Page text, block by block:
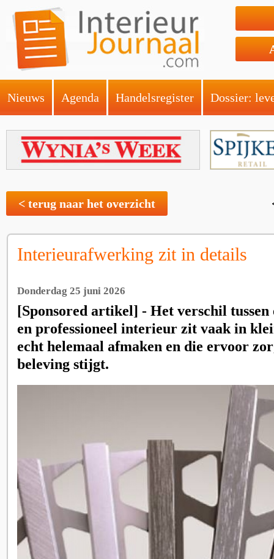
Nieuws Agenda Handelsregister Dossier:
< terug naar het overzicht
Interieurafwerking zit in details
Donderdag 25 juni 2026
[Sponsored artikel] - Het verschil tussen
en professioneel interieur zit vaak in
echt helemaal afmaken en die ervoor
beleving stijgt.